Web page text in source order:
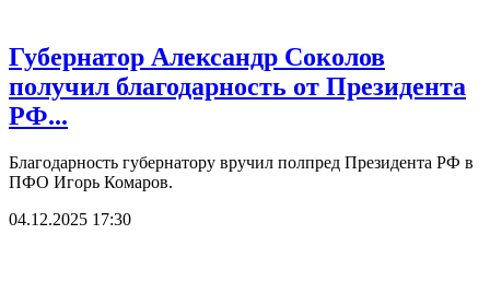
Губернатор Александр Соколов
получил благодарность от Президента
РФ...
Благодарность губернатору вручил полпред Президента РФ в
ПФО Игорь Комаров.
04.12.2025 17:30